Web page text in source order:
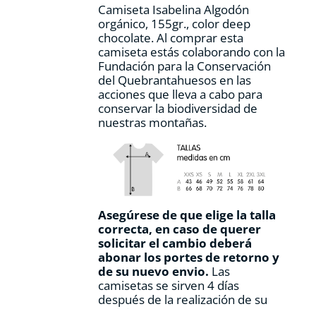
página
de
producto
Camiseta Isabelina Algodón
orgánico, 155gr., color deep
chocolate.Al comprar esta
camiseta estás colaborando con la
Fundación para la Conservación
del Quebrantahuesos en las
acciones que lleva a cabo para
conservar la biodiversidad de
nuestras montañas.
Asegúrese de que elige la talla
correcta, en caso de querer
solicitar el cambio deberá
abonar los portes de retorno y
de su nuevo envio. Las
camisetas se sirven 4 días
después de la realización de su